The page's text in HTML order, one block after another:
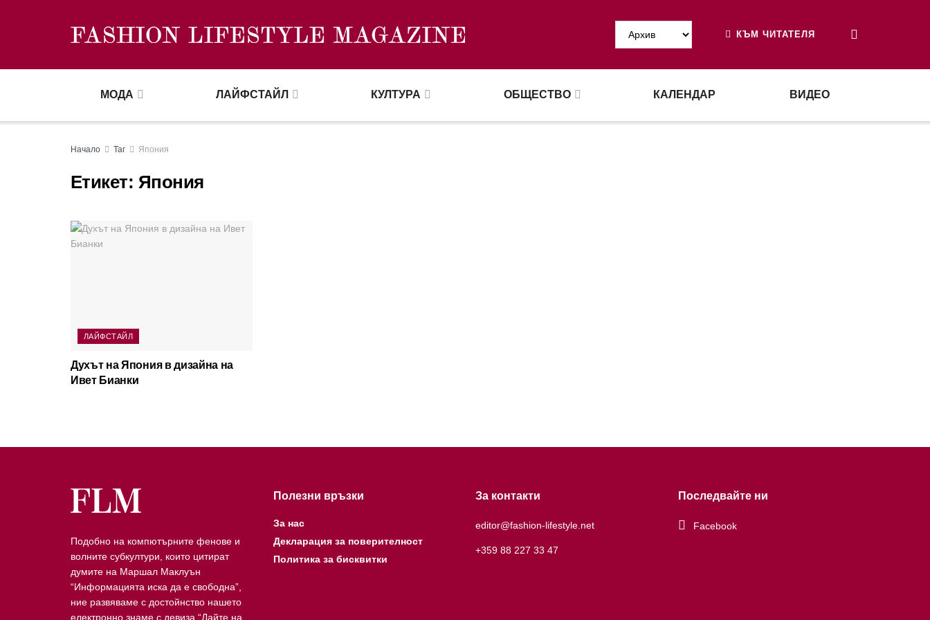
КЪМ ЧИТАТЕЛЯ
МОДА ЛАЙФСТАЙЛ КУЛТУРА ОБЩЕСТВО КАЛЕНДАР ВИДЕО
Начало Таг Япония
Етикет: Япония
ЛАЙФСТАЙЛ
Духът на Япония в дизайна на
Ивет Бианки
Подобно на компютърните фенове и
волните субкултури, които цитират
думите на Маршал Маклуън
“Информацията иска да е свободна”,
ние развяваме с достойнство нашето
електронно знаме с девиза “Дайте на
Полезни връзки
За нас
Декларация за поверителност
Политика за бисквитки
За контакти
editor@fashion-lifestyle.net
+359 88 227 33 47
Последвайте ни
Facebook